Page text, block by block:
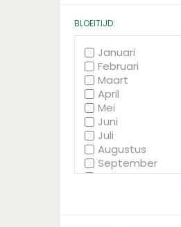
BLOEITIJD:
Januari
Februari
Maart
April
Mei
Juni
Juli
Augustus
September
Oktober